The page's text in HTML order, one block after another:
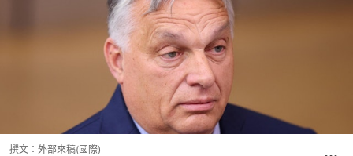
撰文： 外部來稿(國際)